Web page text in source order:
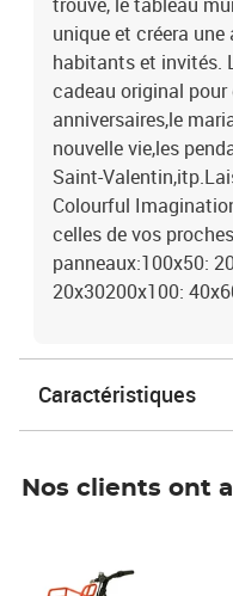
unique et créera
habitants et invités.
cadeau original
anniversaires,le
nouvelle vie,les
Saint-
Colourful
celles de vos
panneaux:100x50:
20x30200x100:
Caractéristiques
Nos clients ont